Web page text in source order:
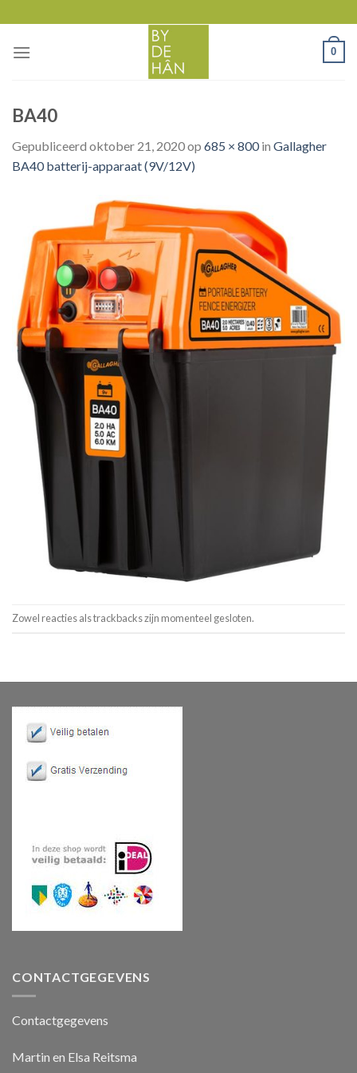
to
content
0
BA40
Gepubliceerd oktober 21, 2020op 685 × 800in Gallagher
BA40 batterij-apparaat (9V/12V)
Zowel reacties als trackbacks zijn momenteel gesloten.
CONTACTGEGEVENS
Contactgegevens
Martin en Elsa Reitsma